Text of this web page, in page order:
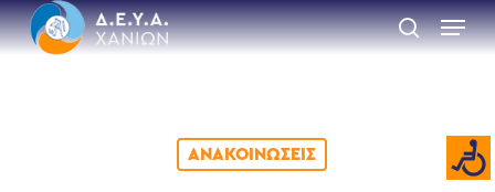
Skip
to
main
search
Menu
ΑΝΑΚΟΙΝΏΣΕΙΣ